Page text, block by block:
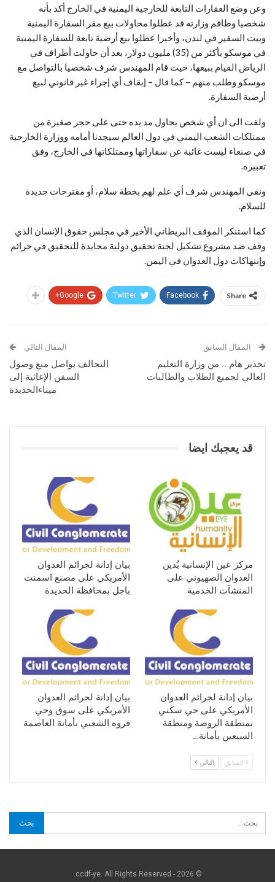
وعن وضع العقارات التابعة للخارجية اليمنية في الخارج أكد بأنه
شخصيا وطاقم وزارته قد عطلوا محاولات بيع مقر السفارة اليمنية
وبيت السفير في لندن، وأخيرا عطلوا بيع أرضية تابعة للسفارة اليمنية
في موسكو بأكثر من (35) مليون دولار، بعد أن حاولت أطراف في
الرياض القيام ببيعها، حيث قام المهندس شرف شخصيا بالتواصل مع
موسكو وطلب منهم – كما قال – إيقاف أي إجراء غير قانوني لبيع
أرضية السفارة.
ولفت الى ان أي شخص يحاول مد يده حتى على حجر صغيرة من
ممتلكات الشعب اليمني في دول العالم سيجدنا أمامه ووزارة الخارجية
في صنعاء ليست غائبة عن سفاراتها وممتلكاتها في الخارج، وفق
تعبيره.
ونفى المهندس شرف أي علم لهم بخطة سلام، أو مقترحات جديدة
للسلام.
كما استنكر الموقف البريطاني الأخير في مجلس حقوق الإنسان الذي
وقف ضد مشروع تشكيل لجنة تحقيق دولية محايدة للتحقيق في جرائم
وإنتهاكات دول العدوان في اليمن.
Share
Facebook
Twitter
Google+
المقال السابق
تحذير هام .. من وزارة التعليم
العالي لجميع الطلاب والطالبات
المقال التالي
التحالف يواصل منع وصول
السفن الإغاثية إلى
ميناءالحديدة
قد يعجبك ايضا
مركز عين الإنسانية يُدين
العدوان الصهيوني على
المنشآت الخدمية
بيان إدانة لجرائم العدوان
الأمريكي على مصنع اسمنت
باجل بمحافظة الحديدة
بيان إدانة لجرائم العدوان
الأمريكي على حي سكني
بمنطقة الروضة ومنطقة
السبعين بأمانة…
بيان إدانة لجرائم العدوان
الأمريكي على سوق وحي
فروه الشعبي بأمانة العاصمة
السابق التالي
© 2026 - ccdf-ye. All Rights Reserved.